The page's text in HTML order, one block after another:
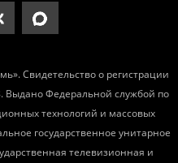
Свидетельство о регистрации
Федеральной службой по
технологий и массовых
государственное унитарное
телевизионная и